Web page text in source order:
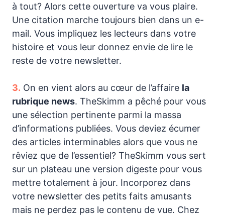
à tout? Alors cette ouverture va vous plaire.
Une citation marche toujours bien dans un e-
mail. Vous impliquez les lecteurs dans votre
histoire et vous leur donnez envie de lire le
reste de votre newsletter.
3. On en vient alors au cœur de l’affaire la
rubrique news. TheSkimm a pêché pour vous
une sélection pertinente parmi la massa
d’informations publiées. Vous deviez écumer
des articles interminables alors que vous ne
rêviez que de l’essentiel? TheSkimm vous sert
sur un plateau une version digeste pour vous
mettre totalement à jour. Incorporez dans
votre newsletter des petits faits amusants
mais ne perdez pas le contenu de vue. Chez